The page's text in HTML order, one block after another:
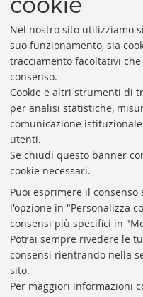
cookie
Nel nostro sito utilizziamo
suo funzionamento, sia
tracciamento facoltativi
consenso.
Cookie e altri strumenti di
per analisi statistiche,
comunicazione
utenti.
Se chiudi questo banner
cookie necessari.
Puoi esprimere il
l'opzione in "Personalizza
consensi più specifici in
Potrai sempre rivedere le
consensi rientrando nella
sito.
Per maggiori informazioni
«
Precedenti
12
elementi
1